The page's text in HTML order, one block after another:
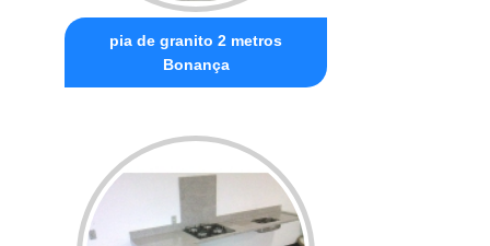
pia de granito 2 metros
Bonança